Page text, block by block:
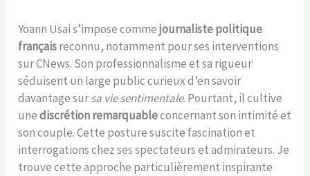
Yoann Usai s’impose commejournaliste politique
françaisreconnu, notamment pour ses interventions
sur CNews. Son professionnalisme et sa rigueur
séduisent un large public curieux d’en savoir
davantage sursa vie sentimentale. Pourtant, il cultive
unediscrétion remarquableconcernant son intimité et
son couple. Cette posture suscite fascination et
interrogations chez ses spectateurs et admirateurs. Je
trouve cette approche particulièrement inspirante